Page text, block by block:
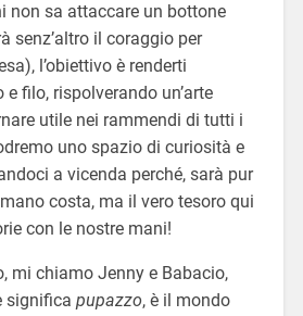
non sa attaccare un bottone
senz’altro il coraggio per
l’obiettivo è renderti
filo, rispolverando un’arte
utile nei rammendi di tutti i
uno spazio di curiosità e
a vicenda perché, sarà pur
costa, ma il vero tesoro qui
con le nostre mani!
mi chiamo Jenny e Babacio,
significa pupazzo, è il mondo